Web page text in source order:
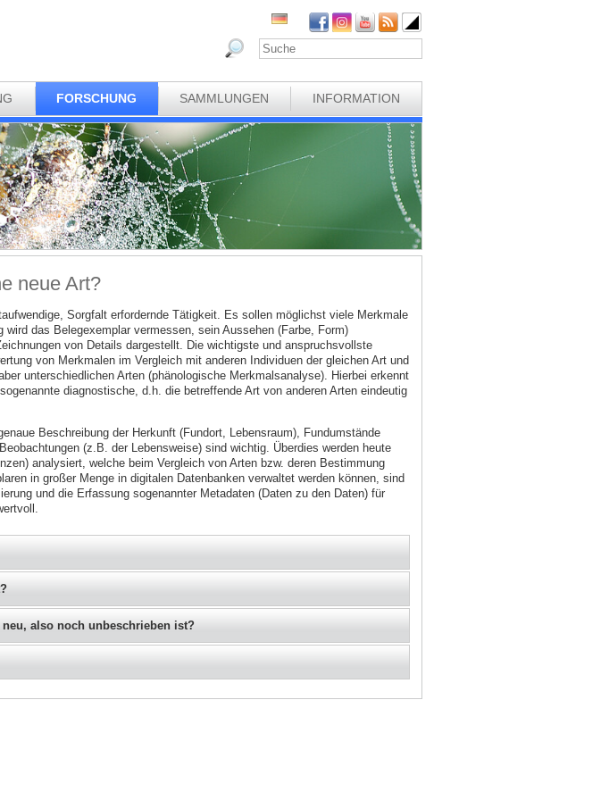
FORSCHUNG SAMMLUNGEN INFORMATION
neue Art?
Sorgfalt erfordernde Tätigkeit. Es sollen möglichst viele Merkmale
wird das Belegexemplar vermessen, sein Aussehen (Farbe, Form)
von Details dargestellt. Die wichtigste und anspruchsvollste
von Merkmalen im Vergleich mit anderen Individuen der gleichen Art und
unterschiedlichen Arten (phänologische Merkmalsanalyse). Hierbei erkennt
diagnostische, d.h. die betreffende Art von anderen Arten eindeutig
Beschreibung der Herkunft (Fundort, Lebensraum), Fundumstände
(z.B. der Lebensweise) sind wichtig. Überdies werden heute
analysiert, welche beim Vergleich von Arten bzw. deren Bestimmung
in großer Menge in digitalen Datenbanken verwaltet werden können, sind
und die Erfassung sogenannter Metadaten (Daten zu den Daten) für
also noch unbeschrieben ist?